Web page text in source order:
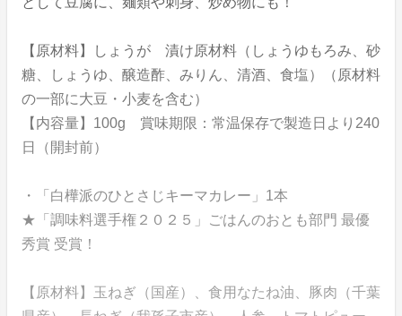
【原材料】しょうが 漬け原材料（しょうゆもろみ、砂
糖、しょうゆ、醸造酢、みりん、清酒、食塩）（原材料
の一部に大豆・小麦を含む）
【内容量】100g 賞味期限：常温保存で製造日より240
日（開封前）
・「白樺派のひとさじキーマカレー」1本
★「調味料選手権２０２５」ごはんのおとも部門 最優
秀賞 受賞！
【原材料】玉ねぎ（国産）、食用なたね油、豚肉（千葉